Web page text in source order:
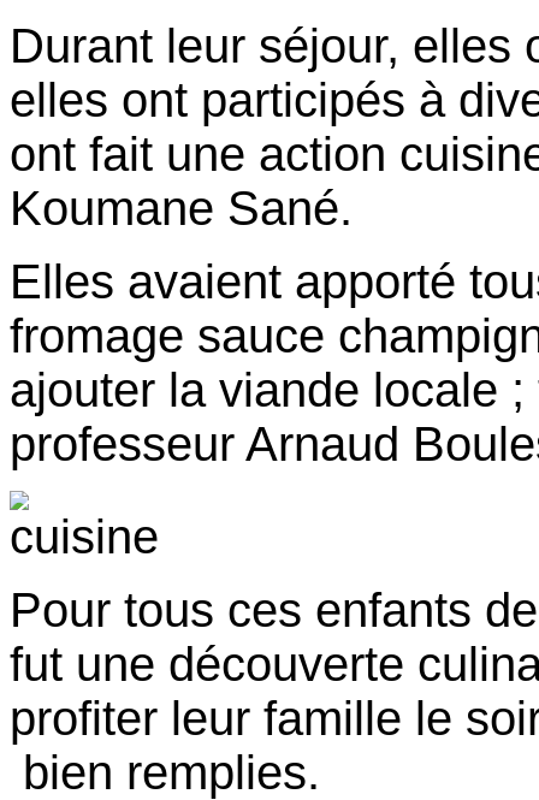
Durant leur séjour, elles
elles ont participés à
ont fait une action
Koumane Sané.
Elles avaient apporté
fromage sauce
ajouter la viande locale
professeur Arnaud
Pour tous ces enfants
fut une découverte
profiter leur famille le
bien remplies.